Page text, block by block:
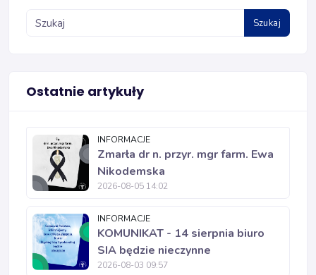
Szukaj
Ostatnie artykuły
INFORMACJE
Zmarła dr n. przyr. mgr farm. Ewa
Nikodemska
2026-08-05 14:02
INFORMACJE
KOMUNIKAT - 14 sierpnia biuro
SIA będzie nieczynne
2026-08-03 09:57